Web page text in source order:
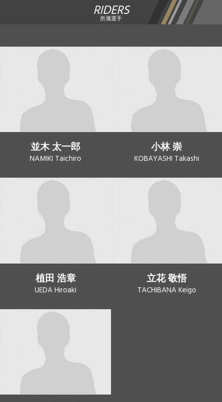
RIDERS
所属選手
並木 太一郎
NAMIKI Taichiro
小林 崇
KOBAYASHI Takashi
植田 浩章
UEDA Hiroaki
立花 敬悟
TACHIBANA Keigo